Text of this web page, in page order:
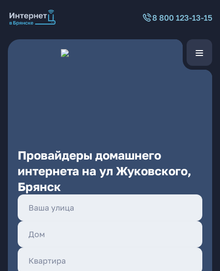
8 800 123-13-15
Провайдеры домашнего
интернета на ул Жуковского,
Брянск